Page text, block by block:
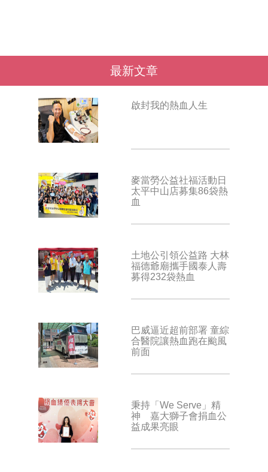
最新文章
啟封我的熱血人生
麥當勞公益社福活動日
太平中山店募集86袋熱
血
土地公引領公益路 大林
福德爺廟攜手國泰人壽
募得232袋熱血
巴威逼近超前部署 童綜
合醫院讓熱血跑在颱風
前面
秉持「We Serve」精
神 嘉大獅子會捐血公
益成果亮眼